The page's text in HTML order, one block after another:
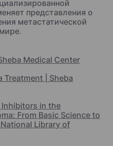
представления о
метастатической
Medical Center
Treatment | Sheba
in the
From Basic Science to
Library of